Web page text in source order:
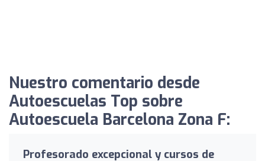
Nuestro comentario desde
Autoescuelas Top sobre
Autoescuela Barcelona Zona F:
Profesorado excepcional y cursos de